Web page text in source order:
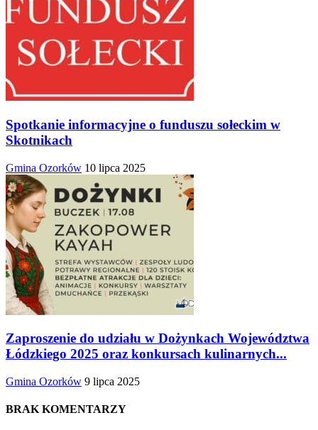
Spotkanie informacyjne o funduszu sołeckim w
Skotnikach
Gmina Ozorków 10 lipca 2025
Zaproszenie do udziału w Dożynkach Województwa
Łódzkiego 2025 oraz konkursach kulinarnych...
Gmina Ozorków 9 lipca 2025
BRAK KOMENTARZY